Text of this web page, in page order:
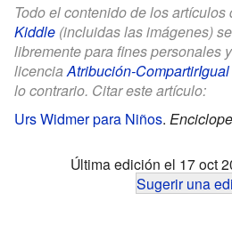
Todo el contenido de los artículos
Kiddle (incluidas las imágenes)
libremente para fines personales
licenciaAtribución-CompartirIgual
lo contrario. Citar este artículo:
Urs Widmer para Niños.
Última edición el 17 oct
Sugerir una